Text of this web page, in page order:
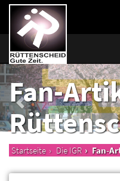
Fan-
Startseite Die IGR Fan-